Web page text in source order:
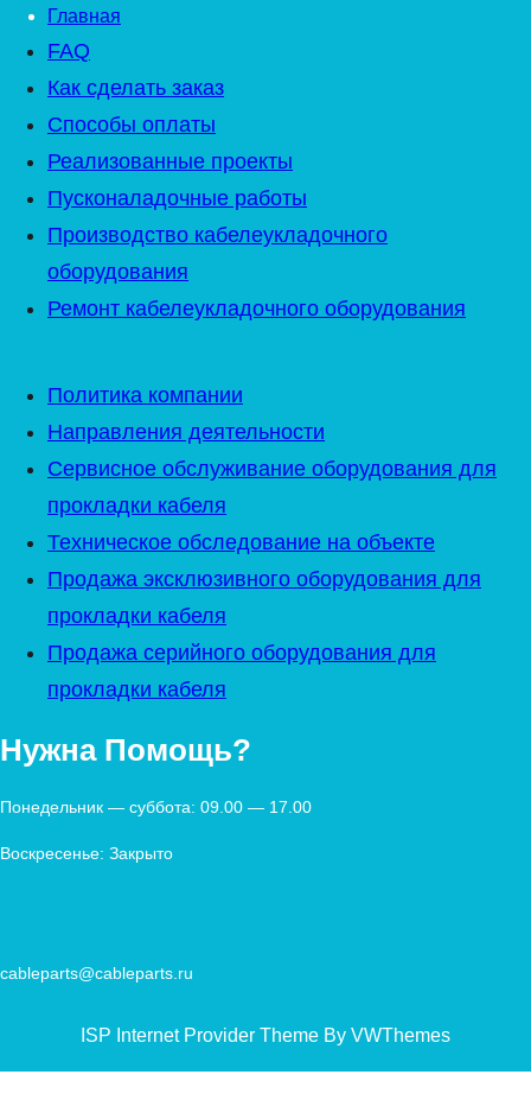
Главная
FAQ
Как сделать заказ
Способы оплаты
Реализованные проекты
Пусконаладочные работы
Производство кабелеукладочного
оборудования
Ремонт кабелеукладочного оборудования
Политика компании
Направления деятельности
Сервисное обслуживание оборудования для
прокладки кабеля
Техническое обследование на объекте
Продажа эксклюзивного оборудования для
прокладки кабеля
Продажа серийного оборудования для
прокладки кабеля
Нужна Помощь?
Понедельник — суббота: 09.00 — 17.00
Воскресенье: Закрыто
cableparts@cableparts.ru
ISP Internet Provider Theme By VWThemes